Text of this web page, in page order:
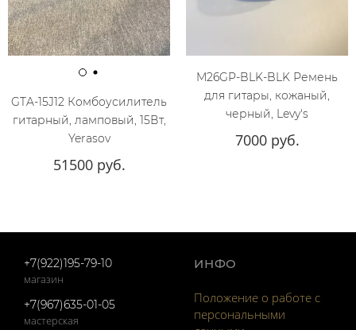
GTA-15J12 Комбоусилитель
гитарный, ламповый, 15Вт,
Yerasov
51500 руб.
M26GP-BLK-BLK Ремень
для гитары, кожаный,
черный, Levy's
7000 руб.
+7(922)195-79-10
магазин
+7(967)635-01-05
мастерская
ИНФО
Положение о работе с
персональными